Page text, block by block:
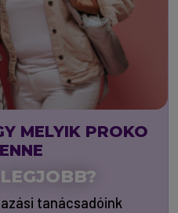
MELYIK PROKO
tanácsadóink